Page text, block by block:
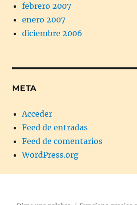
febrero 2007
enero 2007
diciembre 2006
META
Acceder
Feed de entradas
Feed de comentarios
WordPress.org